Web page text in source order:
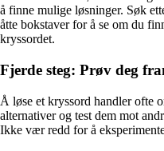
å finne mulige løsninger. Søk
åtte bokstaver for å se om du
kryssordet.
Fjerde steg: Prøv deg
Å løse et kryssord handler ofte
alternativer og test dem mot
Ikke vær redd for å